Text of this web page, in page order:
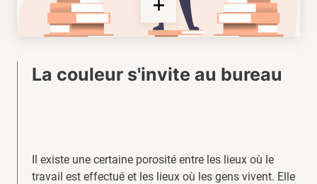
La couleur s'invite au bureau
Il existe une certaine porosité entre les lieux où le
travail est effectué et les lieux où les gens vivent. Elle